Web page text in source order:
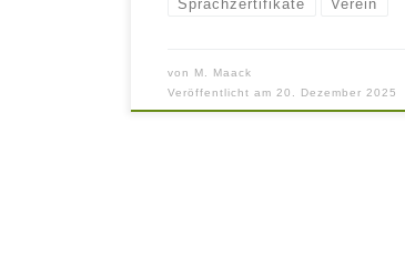
Sprachzertifikate Verein
von M. Maack
Veröffentlicht am20. Dezember 2025